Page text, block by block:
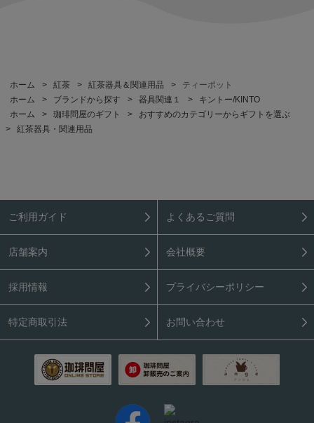
ホーム > 紅茶 > 紅茶器具＆関連用品 >
ティーポット
ホーム
> ブランドから探す > 器具関連１ >
キントー/KINTO
ホーム
> 珈琲問屋のギフト >
おすすめのカテゴリーからギフトを選ぶ
>
紅茶器具・関連用品
ご利用ガイド よくあるご質問
店舗案内 会社概要
採用情報 プライバシーポリシー
特定商取引法 お問い合わせ